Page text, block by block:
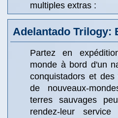
multiples extras :
Adelantado Trilogy:
Partez en
monde à bord d'un
conquistadors et
de nouveaux-
terres sauvages
rendez-leur